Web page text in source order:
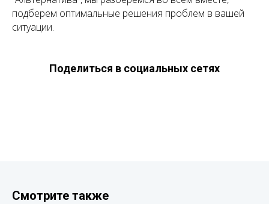
подберем оптимальные решения проблем в вашей
ситуации.
Поделиться в социальных сетях
Смотрите также